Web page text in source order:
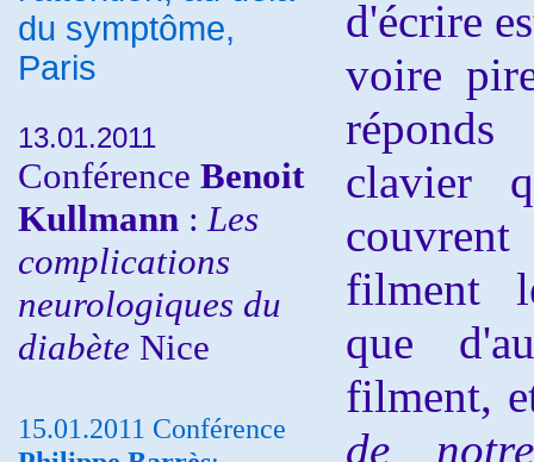
du symptôme,
Paris
13.01.2011
Conférence Benoit
Kullmann : Les
complications
neurologiques du
diabète Nice
15.01.2011 Conférence
d'écrire
voire
clavier
filment
que
filment,
de